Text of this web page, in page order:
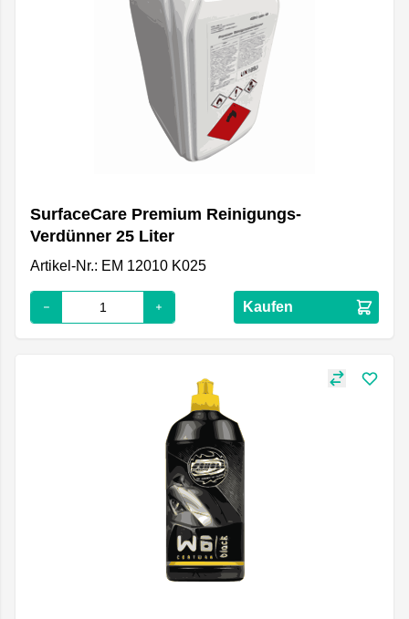
SurfaceCare Premium Reinigungs-
Verdünner 25 Liter
Artikel-Nr.: EM 12010 K025
Kaufen